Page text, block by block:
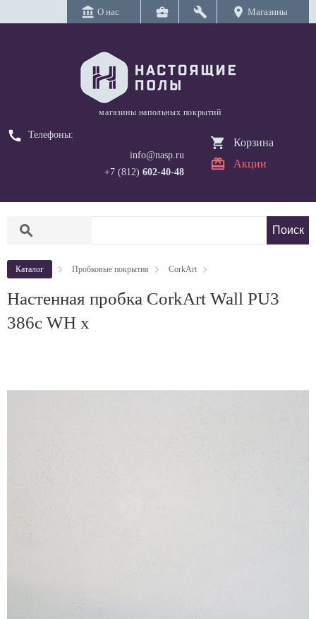
account_balance О нас business_center build location_on Магазины
магазины напольных покрытий
call
Телефоны:
info@nasp.ru
+7 (812) 602-40-48
Корзина
Акции
search
Каталог Пробковые покрытия CorkArt
Настенная пробка CorkArt Wall PU3
386c WH x